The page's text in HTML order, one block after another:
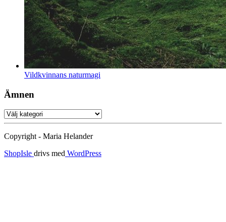
Vildkvinnans naturmagi
Ämnen
Ämnen
Copyright - Maria Helander
ShopIsle drivs med WordPress